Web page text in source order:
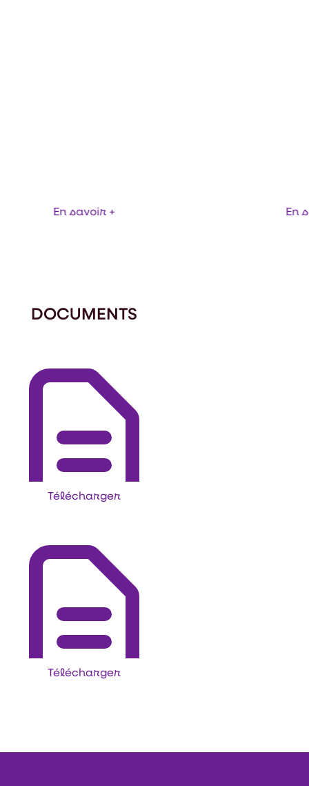
En savoir + En
DOCUMENTS
Télécharger
Télécharger